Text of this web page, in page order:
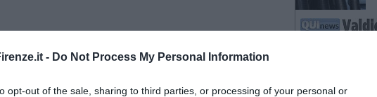
- Do Not Process My Personal Information
opt-out of the sale, sharing to third parties, or processing of your personal or